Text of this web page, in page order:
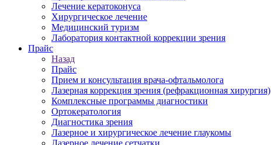
Лечение кератоконуса
Хирургическое лечение
Медицинский туризм
Лаборатория контактной коррекции зрения
Прайс
Назад
Прайс
Прием и консультация врача-офтальмолога
Лазерная коррекция зрения (рефракционная хирургия)
Комплексные программы диагностики
Ортокератология
Диагностика зрения
Лазерное и хирургическое лечение глаукомы
Лазерное лечение сетчатки